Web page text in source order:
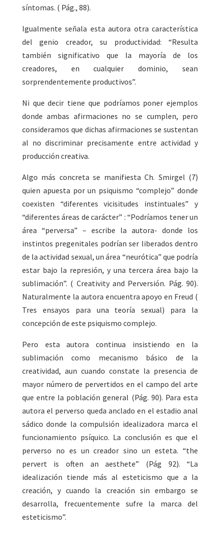
síntomas. ( Pág., 88).
Igualmente señala esta autora otra característica
del genio creador, su productividad: “Resulta
también significativo que la mayoría de los
creadores, en cualquier dominio, sean
sorprendentemente productivos”.
Ni que decir tiene que podríamos poner ejemplos
donde ambas afirmaciones no se cumplen, pero
consideramos que dichas afirmaciones se sustentan
al no discriminar precisamente entre actividad y
producción creativa.
Algo más concreta se manifiesta Ch. Smirgel (7)
quien apuesta por un psiquismo “complejo” donde
coexisten “diferentes vicisitudes instintuales” y
“diferentes áreas de carácter” : “Podríamos tener un
área “perversa” – escribe la autora- donde los
instintos pregenitales podrían ser liberados dentro
de la actividad sexual, un área “neurótica” que podría
estar bajo la represión, y una tercera área bajo la
sublimación”. ( Creativity and Perversión. Pág. 90).
Naturalmente la autora encuentra apoyo en Freud (
Tres ensayos para una teoría sexual) para la
concepción de este psiquismo complejo.
Pero esta autora continua insistiendo en la
sublimación como mecanismo básico de la
creatividad, aun cuando constate la presencia de
mayor número de pervertidos en el campo del arte
que entre la población general (Pág. 90). Para esta
autora el perverso queda anclado en el estadio anal
sádico donde la compulsión idealizadora marca el
funcionamiento psíquico. La conclusión es que el
perverso no es un creador sino un esteta. “the
pervert is often an aesthete” (Pág 92). “La
idealización tiende más al esteticismo que a la
creación, y cuando la creación sin embargo se
desarrolla, frecuentemente sufre la marca del
esteticismo”.